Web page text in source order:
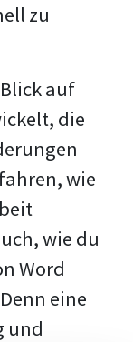
zu
auf
die
wie
wie du
Word
eine
und